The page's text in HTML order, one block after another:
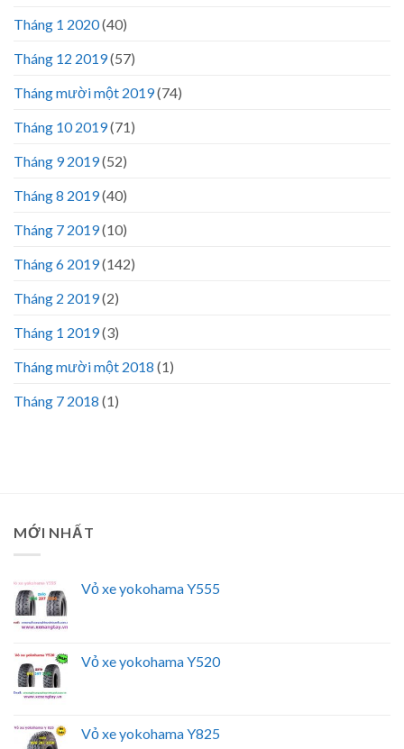
Tháng 1 2020(40)
Tháng 12 2019(57)
Tháng mười một 2019(74)
Tháng 10 2019(71)
Tháng 9 2019(52)
Tháng 8 2019(40)
Tháng 7 2019(10)
Tháng 6 2019(142)
Tháng 2 2019(2)
Tháng 1 2019(3)
Tháng mười một 2018 (1)
Tháng 7 2018 (1)
MỚI NHẤT
Vỏ xe yokohama Y555
Vỏ xe yokohama Y520
Vỏ xe yokohama Y825